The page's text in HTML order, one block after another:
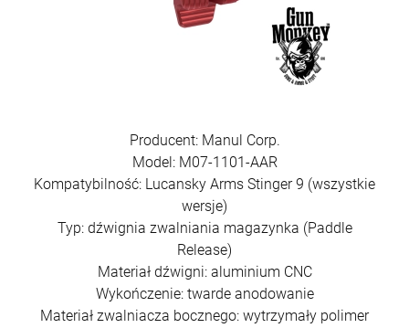
Producent: Manul Corp.
Model: M07-1101-AAR
Kompatybilność: Lucansky Arms Stinger 9 (wszystkie
wersje)
Typ: dźwignia zwalniania magazynka (Paddle
Release)
Materiał dźwigni: aluminium CNC
Wykończenie: twarde anodowanie
Materiał zwalniacza bocznego: wytrzymały polimer